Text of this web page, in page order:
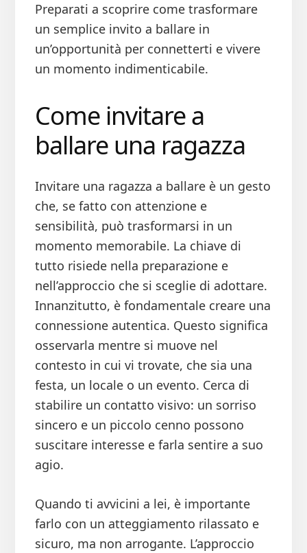
Preparati a scoprire come trasformare
un semplice invito a ballare in
un’opportunità per connetterti e vivere
un momento indimenticabile.
Come invitare a
ballare una ragazza​​
Invitare una ragazza a ballare è un gesto
che, se fatto con attenzione e
sensibilità, può trasformarsi in un
momento memorabile. La chiave di
tutto risiede nella preparazione e
nell’approccio che si sceglie di adottare.
Innanzitutto, è fondamentale creare una
connessione autentica. Questo significa
osservarla mentre si muove nel
contesto in cui vi trovate, che sia una
festa, un locale o un evento. Cerca di
stabilire un contatto visivo: un sorriso
sincero e un piccolo cenno possono
suscitare interesse e farla sentire a suo
agio.
Quando ti avvicini a lei, è importante
farlo con un atteggiamento rilassato e
sicuro, ma non arrogante. L’approccio